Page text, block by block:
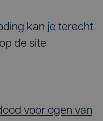
kan je terecht
de site
voor ogen van